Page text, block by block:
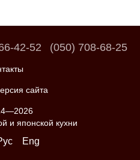
42-52 (050) 708-68-25
сайта
и японской кухни
Eng